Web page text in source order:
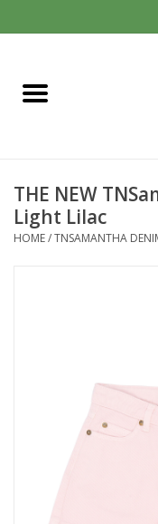
Home
Baby
Jongens
Schoenen en Tassen
Speelgoed
Cadeaubonnen
THE NEW
Light Lilac
HOME/TNSAMANTHA